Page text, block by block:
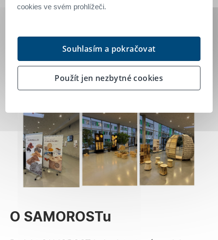
může stát budoucími uživateli tohoto
O SAMOROSTu
cookies ve svém prohlížeči.
Souhlasím a pokračovat
Použít jen nezbytné cookies